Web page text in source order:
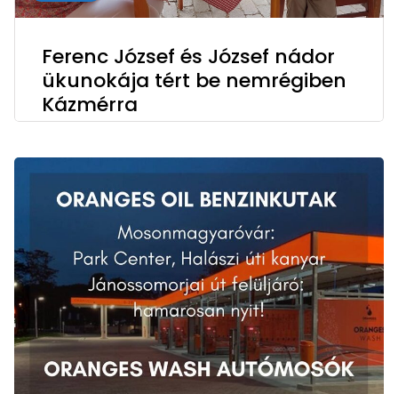
Ferenc József és József nádor
ükunokája tért be nemrégiben
Kázmérra